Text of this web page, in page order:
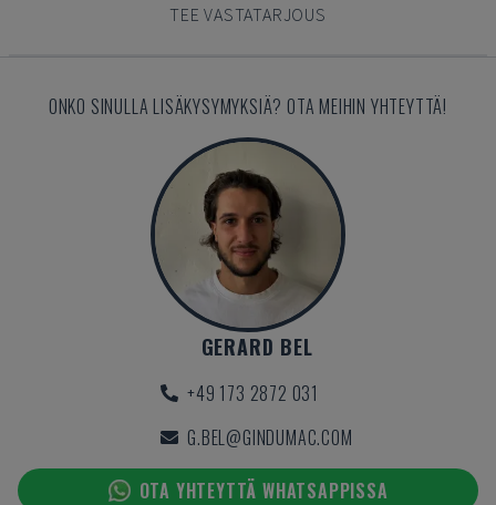
TEE VASTATARJOUS
ONKO SINULLA LISÄKYSYMYKSIÄ? OTA MEIHIN YHTEYTTÄ!
GERARD BEL
+49 173 2872 031
G.BEL@GINDUMAC.COM
OTA YHTEYTTÄ WHATSAPPISSA